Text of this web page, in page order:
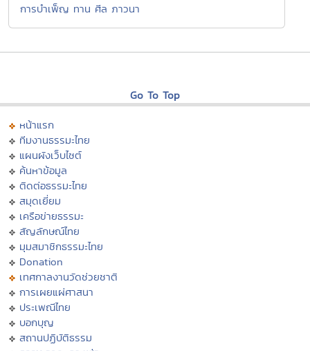
การบำเพ็ญ ทาน ศีล ภาวนา
Go To Top
หน้าแรก
ทีมงานธรรมะไทย
แผนผังเว็บไซต์
ค้นหาข้อมูล
ติดต่อธรรมะไทย
สมุดเยี่ยม
เครือข่ายธรรมะ
สัญลักษณ์ไทย
มุมสมาชิกธรรมะไทย
Donation
เทศกาลงานวัดช่วยชาติ
การเผยแผ่ศาสนา
ประเพณีไทย
บอกบุญ
สถานปฏิบัติธรรม